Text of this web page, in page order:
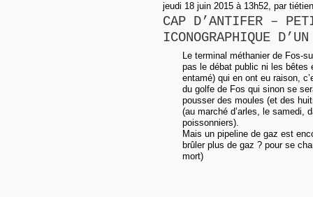
jeudi 18 juin 2015 à 13h52, par
CAP D’ANTIFER –
ICONOGRAPHIQUE
Le terminal méthanier de Fos-
pas le débat public ni les bêtes
entamé) qui en ont eu raison,
du golfe de Fos qui sinon se
pousser des moules (et des
(au marché d’arles, le samedi,
poissonniers).
Mais un pipeline de gaz est
brûler plus de gaz ? pour se
mort)